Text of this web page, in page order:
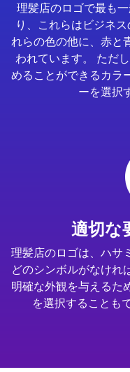
理髪店のロゴで最も
り、これらはビジネ
れらの色の他に、赤と
われています。 ただ
めることができるカラ
ーを選択
適切な
理髪店のロゴは、ハサ
どのシンボルがなけれ
明確な外観を与えるた
を選択することも